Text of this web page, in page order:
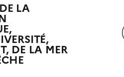
LA
DE LA MER